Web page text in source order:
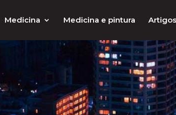
Medicina Medicina e pintura Artigos